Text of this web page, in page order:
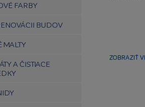
FARBY
BUDOV
MALTY
A ČISTIACE
ZOBRAZIŤ